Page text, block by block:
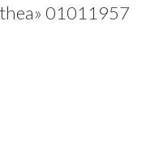
01011957